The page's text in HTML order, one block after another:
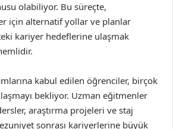
olabiliyor. Bu süreçte,
için alternatif yollar ve planlar
kariyer hedeflerine ulaşmak
kabul edilen öğrenciler, birçok
bekliyor. Uzman eğitmenler
araştırma projeleri ve staj
sonrası kariyerlerine büyük